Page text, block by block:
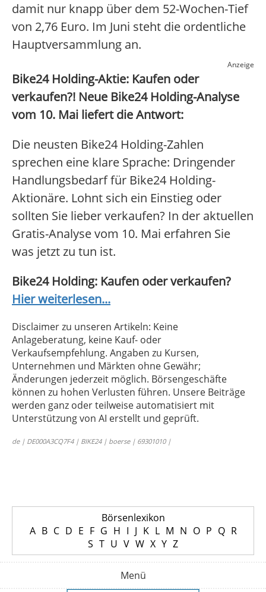
damit nur knapp über dem 52-Wochen-Tief
von 2,76 Euro. Im Juni steht die ordentliche
Hauptversammlung an.
Anzeige
Bike24 Holding-Aktie: Kaufen oder
verkaufen?! Neue Bike24 Holding-Analyse
vom 10. Mai liefert die Antwort:
Die neusten Bike24 Holding-Zahlen
sprechen eine klare Sprache: Dringender
Handlungsbedarf für Bike24 Holding-
Aktionäre. Lohnt sich ein Einstieg oder
sollten Sie lieber verkaufen? In der aktuellen
Gratis-Analyse vom 10. Mai erfahren Sie
was jetzt zu tun ist.
Bike24 Holding: Kaufen oder verkaufen?
Hier weiterlesen...
Disclaimer zu unseren Artikeln: Keine
Anlageberatung, keine Kauf- oder
Verkaufsempfehlung. Angaben zu Kursen,
Unternehmen und Märkten ohne Gewähr;
Änderungen jederzeit möglich. Börsengeschäfte
können zu hohen Verlusten führen. Unsere Beiträge
werden ganz oder teilweise automatisiert mit
Unterstützung von AI erstellt und geprüft.
de | DE000A3CQ7F4 | BIKE24 | boerse | 69301010 |
Börsenlexikon
A B C D E F G H I J K L M N O P Q R
S T U V W X Y Z
Menü